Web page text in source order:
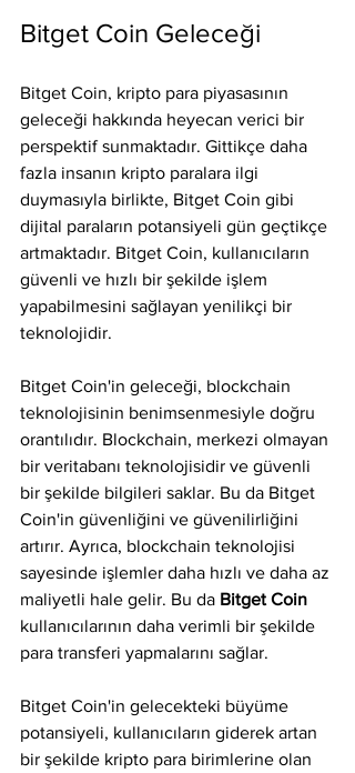
Bitget Coin Geleceği
Bitget Coin, kripto para piyasasının
geleceği hakkında heyecan verici bir
perspektif sunmaktadır. Gittikçe daha
fazla insanın kripto paralara ilgi
duymasıyla birlikte, Bitget Coin gibi
dijital paraların potansiyeli gün geçtikçe
artmaktadır. Bitget Coin, kullanıcıların
güvenli ve hızlı bir şekilde işlem
yapabilmesini sağlayan yenilikçi bir
teknolojidir.
Bitget Coin'in geleceği, blockchain
teknolojisinin benimsenmesiyle doğru
orantılıdır. Blockchain, merkezi olmayan
bir veritabanı teknolojisidir ve güvenli
bir şekilde bilgileri saklar. Bu da Bitget
Coin'in güvenliğini ve güvenilirliğini
artırır. Ayrıca, blockchain teknolojisi
sayesinde işlemler daha hızlı ve daha az
maliyetli hale gelir. Bu da Bitget Coin
kullanıcılarının daha verimli bir şekilde
para transferi yapmalarını sağlar.
Bitget Coin'in gelecekteki büyüme
potansiyeli, kullanıcıların giderek artan
bir şekilde kripto para birimlerine olan